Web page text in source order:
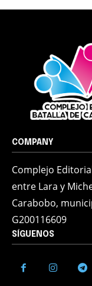
COMPANY
Complejo
entre Lara y
Carabobo,
G200116609
SÍGUENOS